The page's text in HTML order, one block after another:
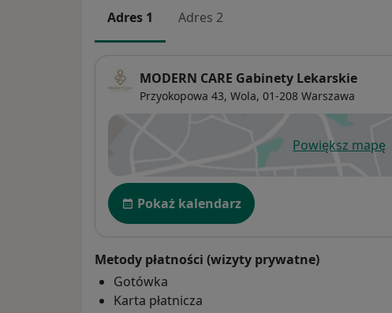
Adres 1 Adres 2
MODERN CARE Gabinety Lekarskie
Przyokopowa 43, Wola, 01-208 Warszawa
Powiększ mapę
otwiera
Dostępność
Pokaż kalendarz
Metody płatności (wizyty prywatne)
Gotówka
Karta płatnicza